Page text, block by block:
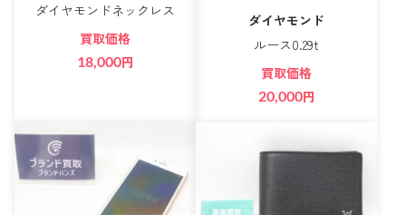
ダイヤモンドネックレス
買取価格
18,000円
ダイヤモンド
ルース0.29t
買取価格
20,000円